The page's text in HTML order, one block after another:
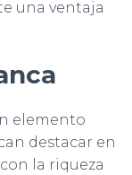
una ventaja
elemento
destacar en
la riqueza